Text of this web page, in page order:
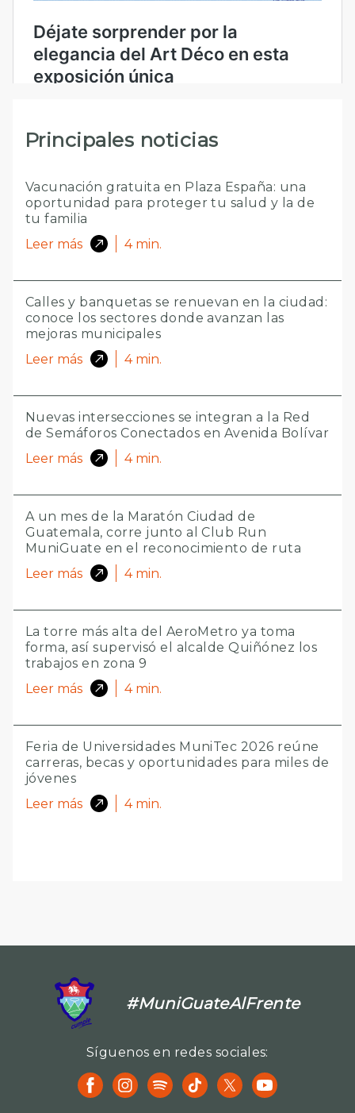
Principales noticias
Vacunación gratuita en Plaza España: una
oportunidad para proteger tu salud y la de
tu familia
Leer más
4 min.
Calles y banquetas se renuevan en la ciudad:
conoce los sectores donde avanzan las
mejoras municipales
Leer más
4 min.
Nuevas intersecciones se integran a la Red
de Semáforos Conectados en Avenida Bolívar
Leer más
4 min.
A un mes de la Maratón Ciudad de
Guatemala, corre junto al Club Run
MuniGuate en el reconocimiento de ruta
Leer más
4 min.
La torre más alta del AeroMetro ya toma
forma, así supervisó el alcalde Quiñónez los
trabajos en zona 9
Leer más
4 min.
Feria de Universidades MuniTec 2026 reúne
carreras, becas y oportunidades para miles de
jóvenes
Leer más
4 min.
#MuniGuateAlFrente
Síguenos en redes sociales: